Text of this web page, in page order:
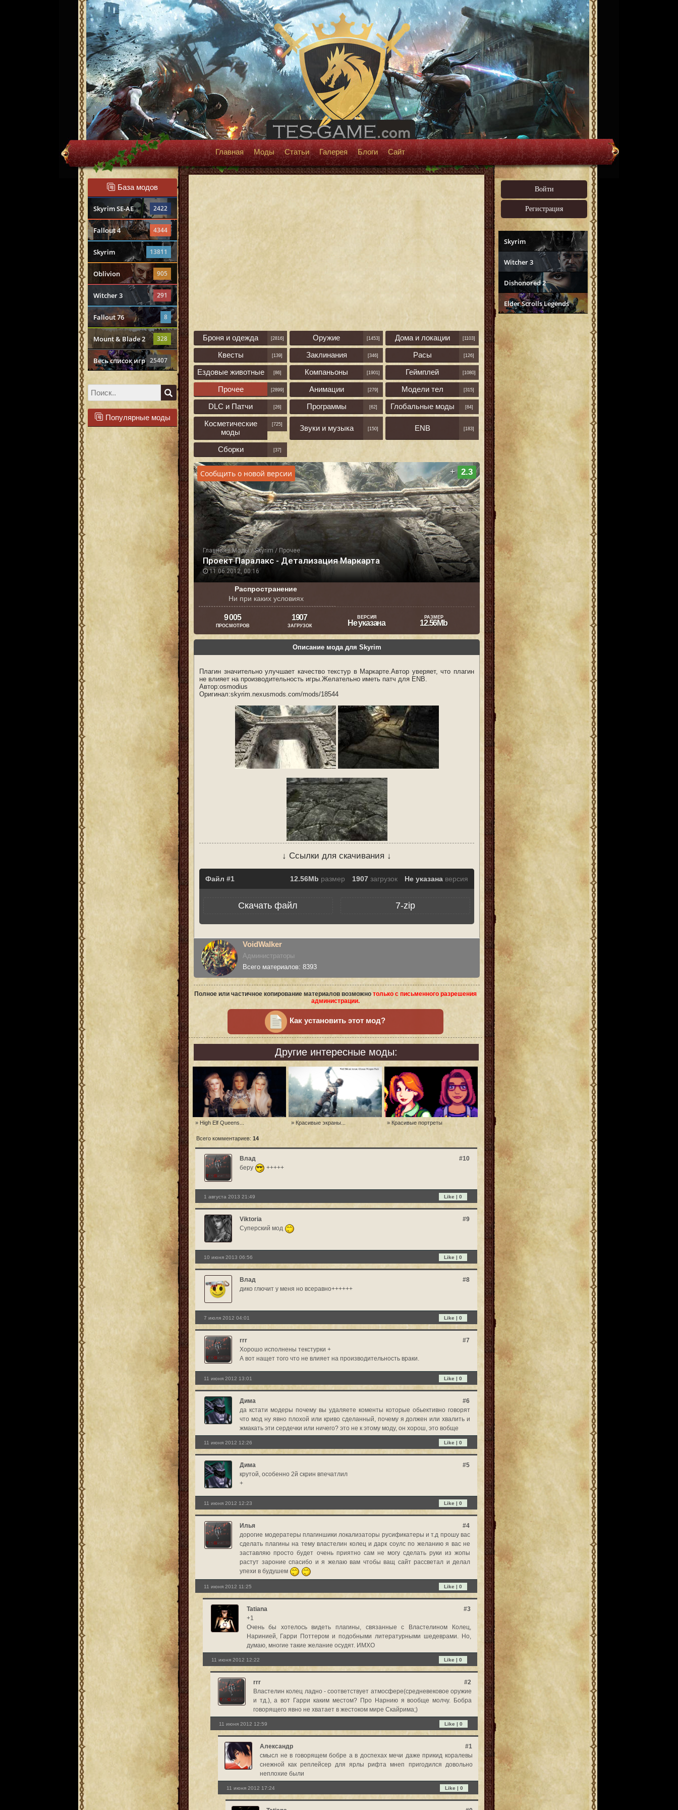
Главная Моды Статьи Галерея Блоги Сайт
База модов
Skyrim SE-AE 2422
Fallout 4 4344
Skyrim 13811
Oblivion 905
Witcher 3 291
Fallout 76 8
Mount & Blade 2 328
Весь список игр 25407
Популярные моды
Войти
Регистрация
Skyrim
Witcher 3
Dishonored 2
Elder Scrolls Legends
Броня и одежда [2816] Оружие [1453] Дома и локации [1103]
Квесты [139] Заклинания [346] Расы [126]
Ездовые животные [86] Компаньоны [1901] Геймплей [1080]
Прочее [2899] Анимации [279] Модели тел [315]
DLC и Патчи [26] Программы [62] Глобальные моды [84]
Косметические
моды
[725] Звуки и музыка [150] ENB [183]
Сборки [37]
Главная/Моды/Skyrim / Прочее
11.06.2012, 00:16
Проект Паралакс - Детализация Маркарта
Сообщить о новой версии + 2.3
Распространение
Ни при каких условиях
9 005
ПРОСМОТРОВ
1907
ЗАГРУЗОК
ВЕРСИЯ
Не указана
РАЗМЕР
12.56Mb
Описание мода для Skyrim
Плагин значительно улучшает качество текстур в Маркарте.Автор уверяет, что плагин
не влияет на производительность игры.Желательно иметь патч для ENB.
Автор:osmodius
Оригинал:skyrim.nexusmods.com/mods/18544
↓ Ссылки для скачивания ↓
Файл 12.56Mb размер 1907 загрузок Не указана версия
Скачать файл 7-zip
VoidWalker
Администраторы
Всего материалов: 8393
Полное или частичное копирование материалов возможно только с письменного разрешения
администрации.
Как установить этот мод?
Другие интересные моды:
» High Elf Queens... » Красивые экраны... » Красивые портреты
Всего комментариев: 14
Влад
#10
беру
+++++
1 августа 2013 21:49 Like | 0
Viktoria
#9
Суперский мод
10 июня 2013 06:56 Like | 0
Влад
#8
дико глючит у меня но всеравно++++++
7 июля 2012 04:01 Like | 0
rrr
#7
Хорошо исполнены текстурки +
А вот нащет того что не влияет на производительность враки.
11 июня 2012 13:01 Like | 0
Дима
#6
да кстати модеры почему вы удаляете коменты которые обьективно говорят
что мод ну явно плохой или криво сделанный, почему я должен или хвалить и
жмакать эти сердечки или ничего? это не к этому моду, он хорош, это вобще
11 июня 2012 12:26 Like | 0
Дима
#5
крутой, особенно 2й скрин впечатлил
+
11 июня 2012 12:23 Like | 0
Илья
#4
дорогие модератеры плагиншики локализаторы русификатеры и т.д прошу вас
сделать плагины на тему властелин колец и дарк соулс по желанию я вас не
заставляю просто будет очень приятно сам не могу сделать руки из жопы
растут зароние спасибо и я желаю вам чтобы ващ сайт рассветал и делал
упехи в будушем
11 июня 2012 11:25 Like | 0
Tatiana
#3
+1
Очень бы хотелось видеть плагины, связанные с Властелином Колец,
Наринией, Гарри Поттером и подобными литературными шедеврами. Но,
думаю, многие такие желание осудят. ИМХО
11 июня 2012 12:22 Like |0
rrr
#2
Властелин колец ладно - соответствует атмосфере(средневековое оружие
и тд.), а вот Гарри каким местом? Про Нарнию я вообще молчу. Бобра
говорящего явно не хватает в жестоком мире Скайрима;)
11 июня 2012 12:59 Like | 0
Александр
#1
смысл не в говорящем бобре а в доспехах мечи даже прикид коралевы
снежной как реплейсер для ярлы рифта мнеп пригодился довольно
неплохие были
11 июня 2012 17:24 Like | 0